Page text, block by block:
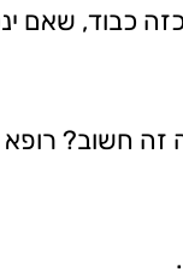
כבוד, שאם
חשוב?